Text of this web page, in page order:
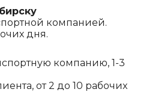
компанией.
дня.
компанию, 1-3
от 2 до 10 рабочих